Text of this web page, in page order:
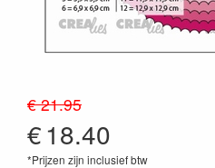
€ 21.95
€18.40
*Prijzen zijn inclusief btw